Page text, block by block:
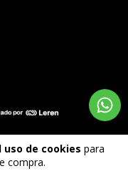
uso de cookies para
compra.
- 2026